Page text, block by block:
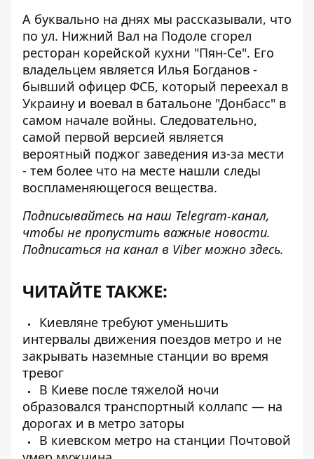
А буквально на днях мы рассказывали, что
по ул. Нижний Вал на Подоле сгорел
ресторан корейской кухни "Пян-Се". Его
владельцем является Илья Богданов -
бывший офицер ФСБ, который переехал в
Украину и воевал в батальоне "Донбасс" в
самом начале войны. Следовательно,
самой первой версией является
вероятный поджог заведения из-за мести
- тем более что на месте нашли следы
воспламеняющегося вещества.
Подписывайтесь на наш Telegram-канал,
чтобы не пропустить важные новости.
Подписаться на канал в Viber можно здесь.
ЧИТАЙТЕ ТАКЖЕ:
Киевляне требуют уменьшить
интервалы движения поездов метро и не
закрывать наземные станции во время
тревог
В Киеве после тяжелой ночи
образовался транспортный коллапс — на
дорогах и в метро заторы
В киевском метро на станции Почтовой